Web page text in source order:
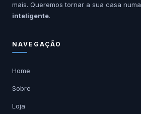
mais. Queremos tornar a sua casa numa
inteligente.
NAVEGAÇÃO
Home
Sobre
Loja